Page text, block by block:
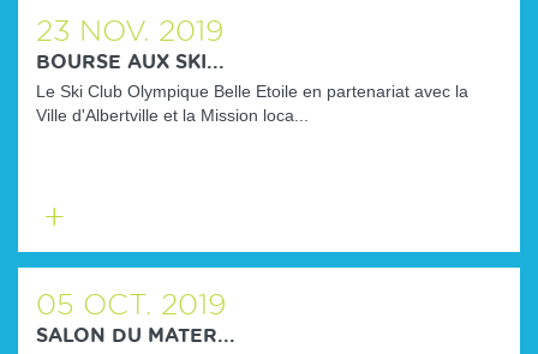
plus
23 NOV. 2019
BOURSE AUX SKI...
Le Ski Club Olympique Belle Etoile en partenariat avec la
Ville d'Albertville et la Mission loca...
savoir
plus
05 OCT. 2019
SALON DU MATER...